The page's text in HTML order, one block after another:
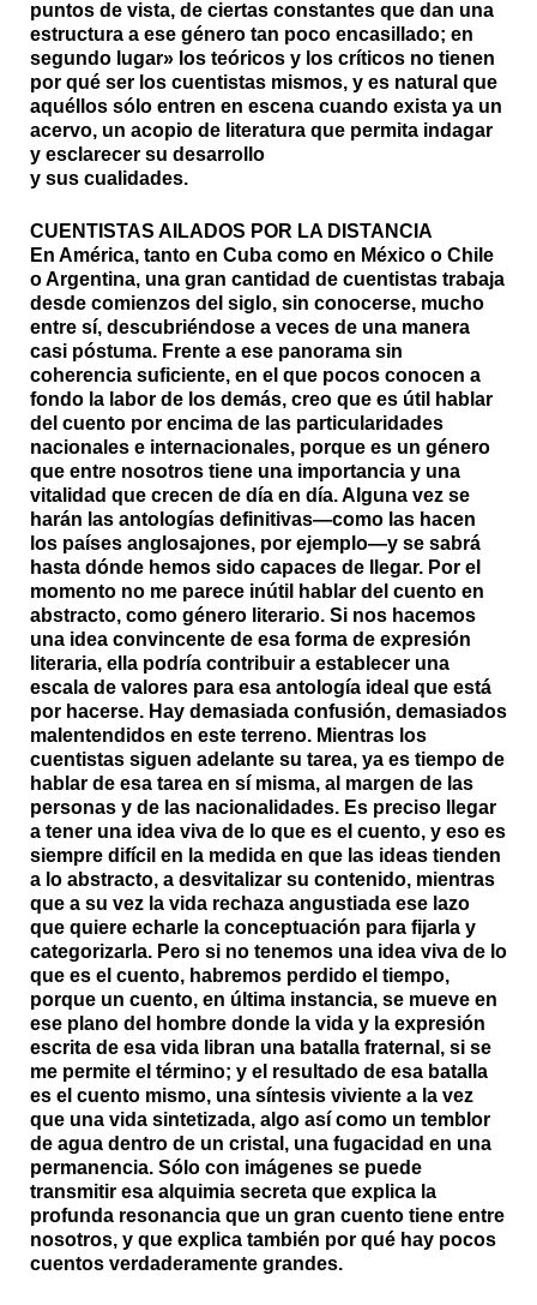
puntos de vista, de ciertas constantes que dan una
estructura a ese género tan poco encasillado; en
segundo lugar» los teóricos y los críticos no tienen
por qué ser los cuentistas mismos, y es natural que
aquéllos sólo entren en escena cuando exista ya un
acervo, un acopio de literatura que permita indagar
y esclarecer su desarrollo
y sus cualidades.
CUENTISTAS AILADOS POR LA DISTANCIA
En América, tanto en Cuba como en México o Chile
o Argentina, una gran cantidad de cuentistas trabaja
desde comienzos del siglo, sin conocerse, mucho
entre sí, descubriéndose a veces de una manera
casi póstuma. Frente a ese panorama sin
coherencia suficiente, en el que pocos conocen a
fondo la labor de los demás, creo que es útil hablar
del cuento por encima de las particularidades
nacionales e internacionales, porque es un género
que entre nosotros tiene una importancia y una
vitalidad que crecen de día en día. Alguna vez se
harán las antologías definitivas—como las hacen
los países anglosajones, por ejemplo—y se sabrá
hasta dónde hemos sido capaces de llegar. Por el
momento no me parece inútil hablar del cuento en
abstracto, como género literario. Si nos hacemos
una idea convincente de esa forma de expresión
literaria, ella podría contribuir a establecer una
escala de valores para esa antología ideal que está
por hacerse. Hay demasiada confusión, demasiados
malentendidos en este terreno. Mientras los
cuentistas siguen adelante su tarea, ya es tiempo de
hablar de esa tarea en sí misma, al margen de las
personas y de las nacionalidades. Es preciso llegar
a tener una idea viva de lo que es el cuento, y eso es
siempre difícil en la medida en que las ideas tienden
a lo abstracto, a desvitalizar su contenido, mientras
que a su vez la vida rechaza angustiada ese lazo
que quiere echarle la conceptuación para fijarla y
categorizarla. Pero si no tenemos una idea viva de lo
que es el cuento, habremos perdido el tiempo,
porque un cuento, en última instancia, se mueve en
ese plano del hombre donde la vida y la expresión
escrita de esa vida libran una batalla fraternal, si se
me permite el término; y el resultado de esa batalla
es el cuento mismo, una síntesis viviente a la vez
que una vida sintetizada, algo así como un temblor
de agua dentro de un cristal, una fugacidad en una
permanencia. Sólo con imágenes se puede
transmitir esa alquimia secreta que explica la
profunda resonancia que un gran cuento tiene entre
nosotros, y que explica también por qué hay pocos
cuentos verdaderamente grandes.